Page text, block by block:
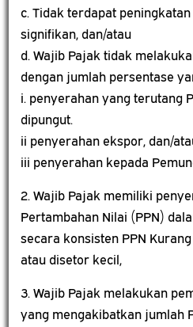
c. Tidak terdapat
signifikan, dan/atau
d. Wajib Pajak tidak
dengan jumlah persentase
i. penyerahan yang terutang
dipungut.
ii penyerahan ekspor, dan/
iii penyerahan kepada
2. Wajib Pajak memiliki
Pertambahan Nilai (PPN)
secara konsisten PPN
atau disetor kecil,
3. Wajib Pajak melakukan
yang mengakibatkan jumlah